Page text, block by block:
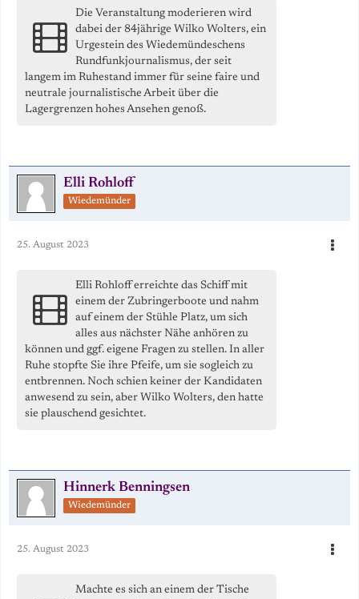
Die Veranstaltung moderieren wird
dabei der 84jährige Wilko Wolters, ein
Urgestein des Wiedemündeschens
Rundfunkjournalismus, der seit
langem im Ruhestand immer für seine faire und
neutrale journalistische Arbeit über die
Lagergrenzen hohes Ansehen genoß.
Elli Rohloff
Wiedemünder
25. August 2023
Elli Rohloff erreichte das Schiff mit
einem der Zubringerboote und nahm
auf einem der Stühle Platz, um sich
alles aus nächster Nähe anhören zu
können und ggf. eigene Fragen zu stellen. In aller
Ruhe stopfte Sie ihre Pfeife, um sie sogleich zu
entbrennen. Noch schien keiner der Kandidaten
anwesend zu sein, aber Wilko Wolters, den hatte
sie plauschend gesichtet.
Hinnerk Benningsen
Wiedemünder
25. August 2023
Machte es sich an einem der Tische